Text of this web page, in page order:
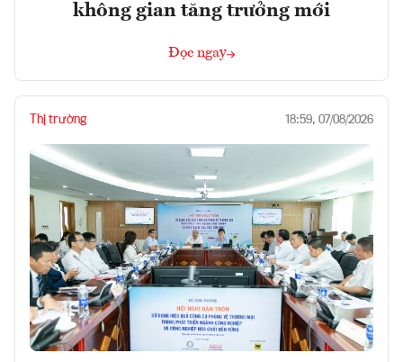
không gian tăng trưởng mới
Đọc ngay
Thị trường 18:59, 07/08/2026